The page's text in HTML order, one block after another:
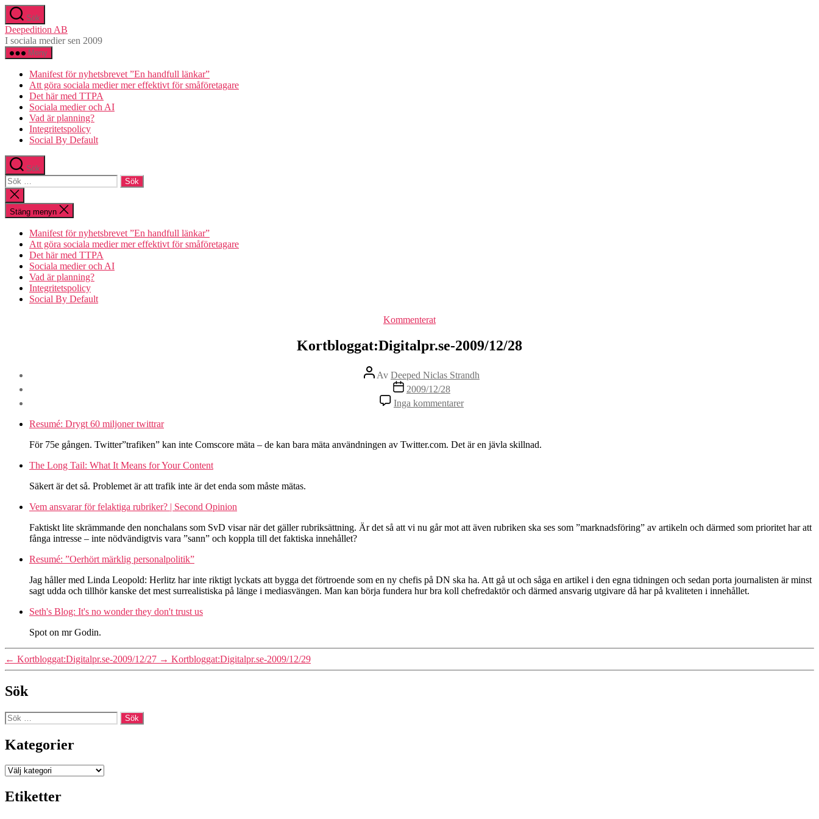
Hoppa
till
innehåll
Sök
Deepedition AB
I sociala medier sen 2009
Meny
Manifest för nyhetsbrevet ”En handfull länkar”
Att göra sociala medier mer effektivt för småföretagare
Det här med TTPA
Sociala medier och AI
Vad är planning?
Integritetspolicy
Social By Default
Sök
Sök
efter:
Stäng
sökningen
Stäng menyn
Manifest för nyhetsbrevet ”En handfull länkar”
Att göra sociala medier mer effektivt för småföretagare
Det här med TTPA
Sociala medier och AI
Vad är planning?
Integritetspolicy
Social By Default
Kategorier
Kommenterat
Kortbloggat:Digitalpr.se-2009/12/28
Inläggsförfattare
Av Deeped Niclas Strandh
Inläggsdatum
2009/12/28
Inga kommentarertill
Kortbloggat:Digitalpr.se-
Resumé: Drygt 60 miljoner twittrar
För 75e gången. Twitter”trafiken” kan inte Comscore mäta – de kan bara mäta användningen av Twitter.com. Det är en jävla skillnad.
The Long Tail: What It Means for Your Content
Säkert är det så. Problemet är att trafik inte är det enda som måste mätas.
Vem ansvarar för felaktiga rubriker? | Second Opinion
Faktiskt lite skrämmande den nonchalans som SvD visar när det gäller rubriksättning. Är det så att vi nu går mot att även rubriken ska ses som ”marknadsföring” av artikeln och därmed som prioritet har att
fånga intresse – inte nödvändigtvis vara ”sann” och koppla till det faktiska innehållet?
Resumé: ”Oerhört märklig personalpolitik”
Jag håller med Linda Leopold: Herlitz har inte riktigt lyckats att bygga det förtroende som en ny chefis på DN ska ha. Att gå ut och såga en artikel i den egna tidningen och sedan porta journalisten är minst
sagt udda och tillhör kanske det mest surrealistiska på länge i mediasvängen. Man kan börja fundera hur bra koll chefredaktör och därmed ansvarig utgivare då har på kvaliteten i innehållet.
Seth's Blog: It's no wonder they don't trust us
Spot on mr Godin.
← Kortbloggat:Digitalpr.se-2009/12/27 → Kortbloggat:Digitalpr.se-2009/12/29
Sök
Sök
efter:
Kategorier
Kategorier
Etiketter